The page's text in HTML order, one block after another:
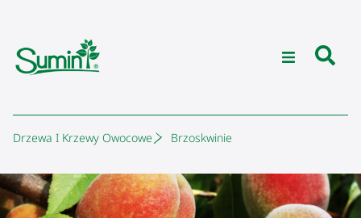
Drzewa I Krzewy Owocowe Brzoskwinie